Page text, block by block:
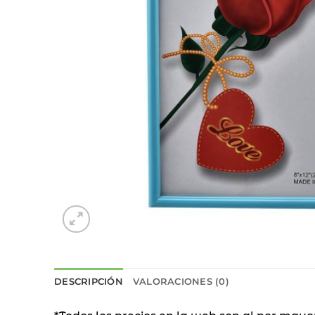
DESCRIPCIÓN VALORACIONES (0)